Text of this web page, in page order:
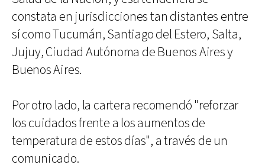
constata en jurisdicciones tan distantes entre
sí como Tucumán, Santiago del Estero, Salta,
Jujuy, Ciudad Autónoma de Buenos Aires y
Buenos Aires.
Por otro lado, la cartera recomendó "reforzar
los cuidados frente a los aumentos de
temperatura de estos días", a través de un
comunicado.